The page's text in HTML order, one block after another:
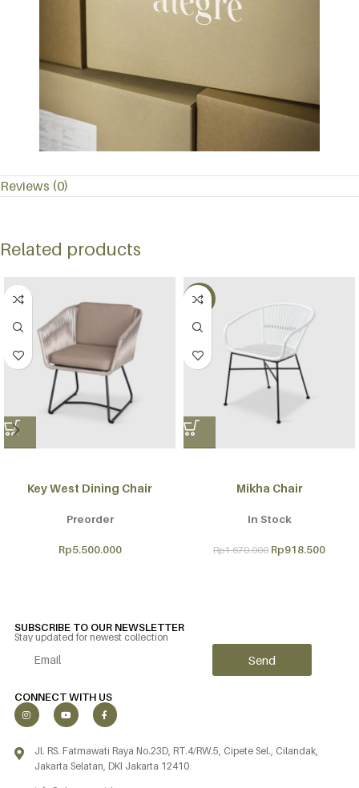
Reviews (0)
Related products
Key West Dining Chair
Preorder
Rp5.500.000
-45%
Mikha Chair
In Stock
Rp1.670.000 Rp918.500
SUBSCRIBE TO OUR NEWSLETTER
Stay updated for newest collection
Send
CONNECT WITH US
Jl. RS. Fatmawati Raya No.23D, RT.4/RW.5, Cipete Sel., Cilandak,
Jakarta Selatan, DKI Jakarta 12410